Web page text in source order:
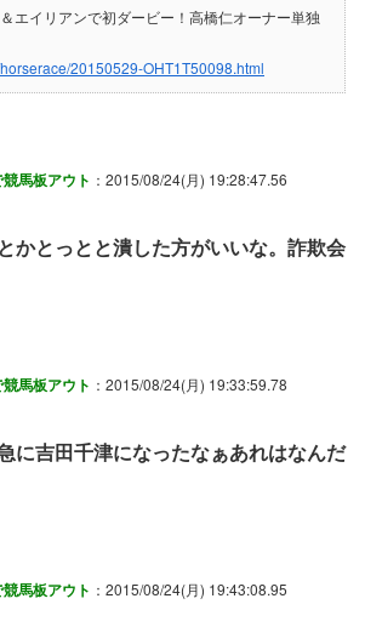
エイリアンで初ダービー！高橋仁オーナー単独
20150529-OHT1T50098.html
馬板アウト ：2015/08/24(月) 19:28:47.56
かとっとと潰した方がいいな。詐欺会
馬板アウト ：2015/08/24(月) 19:33:59.78
に吉田千津になったなぁあれはなんだ
馬板アウト ：2015/08/24(月) 19:43:08.95